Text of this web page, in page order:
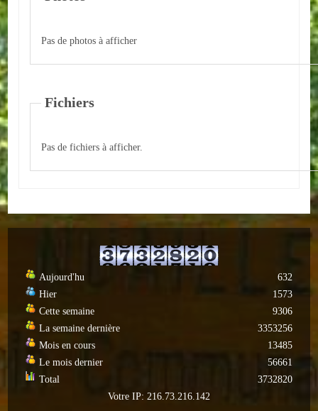
ASSOCIATIONS
Culturelles
Parents d'élèves
Autres
ENTREPRISES
Pas de photos à afficher
Fichiers
Pas de fichiers à afficher.
Aujourd'hu
Hier
Cette semaine
La semaine dernière
Mois en cours
Le mois dernier
Total
632
1573
9306
3353256
13485
56661
3732820
Votre IP: 216.73.216.142